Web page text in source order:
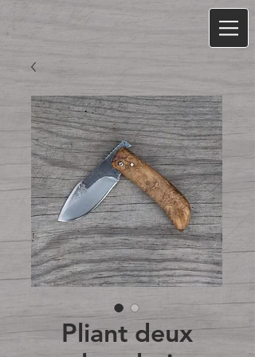
Pliant deux